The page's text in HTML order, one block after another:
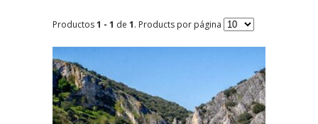
Productos1 - 1 de 1. Products por página